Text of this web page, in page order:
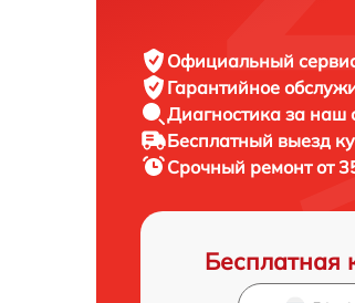
Официальный
Гарантийное
Диагностика за наш
Бесплатный выезд
Срочный ремонтот
Бесплатная